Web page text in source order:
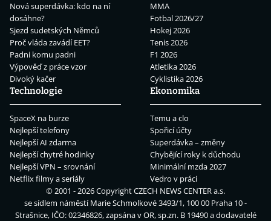
Nová superdávka: kdo na ní
dosáhne?
Sjezd sudetských Němců
Proč vláda zavádí EET?
Padni komu padni
Výpověď z práce vzor
Divoký kačer
MMA
Fotbal 2026/27
Hokej 2026
Tenis 2026
F1 2026
Atletika 2026
Cyklistika 2026
Technologie
SpaceX na burze
Nejlepší telefony
Nejlepší AI zdarma
Nejlepší chytré hodinky
Nejlepší VPN – srovnání
Netflix filmy a seriály
Ekonomika
Temu a clo
Spořicí účty
Superdávka – změny
Chybějící roky k důchodu
Minimální mzda 2027
Vedro v práci
© 2001 - 2026 CopyrightCZECH NEWS CENTER a.s.
se sídlem náměstí Marie Schmolkové 3493/1, 100 00 Praha 10 -
Strašnice, IČO: 02346826, zapsána v OR, sp.zn. B 19490 a dodavatelé